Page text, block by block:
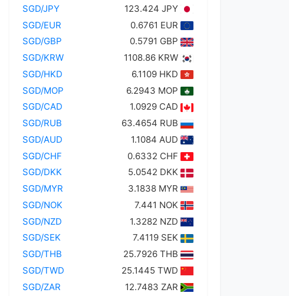
SGD/JPY
123.424 JPY
SGD/EUR
0.6761 EUR
SGD/GBP
0.5791 GBP
SGD/KRW
1108.86 KRW
SGD/HKD
6.1109 HKD
SGD/MOP
6.2943 MOP
SGD/CAD
1.0929 CAD
SGD/RUB
63.4654 RUB
SGD/AUD
1.1084 AUD
SGD/CHF
0.6332 CHF
SGD/DKK
5.0542 DKK
SGD/MYR
3.1838 MYR
SGD/NOK
7.441 NOK
SGD/NZD
1.3282 NZD
SGD/SEK
7.4119 SEK
SGD/THB
25.7926 THB
SGD/TWD
25.1445 TWD
SGD/ZAR
12.7483 ZAR